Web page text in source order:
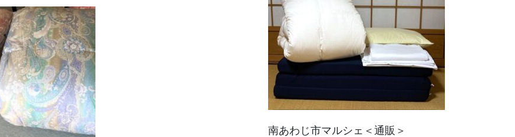
南あわじ市マルシェ＜通販＞